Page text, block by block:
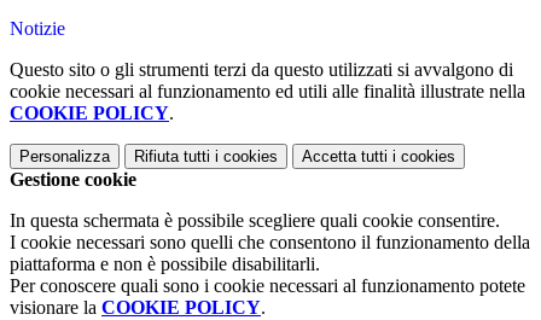
Notizie
Questo sito o gli strumenti terzi da questo utilizzati si avvalgono di
cookie necessari al funzionamento ed utili alle finalità illustrate nella
COOKIE POLICY.
Personalizza Rifiuta tutti i cookies Accetta tutti i cookies
Gestione cookie
In questa schermata è possibile scegliere quali cookie consentire.
I cookie necessari sono quelli che consentono il funzionamento della
piattaforma e non è possibile disabilitarli.
Per conoscere quali sono i cookie necessari al funzionamento potete
visionare la COOKIE POLICY.